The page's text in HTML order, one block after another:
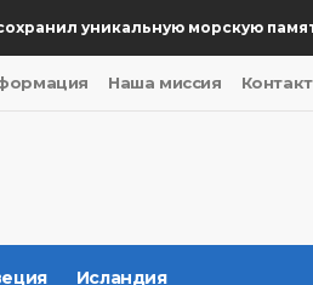
уникальную морскую память
Наша миссия
Исландия